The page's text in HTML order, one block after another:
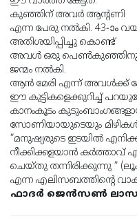
കുഞ്ഞിന് അവർ ആൻ്റണി
എന്ന പേരു നൽകി. 43-ാം
അതിശയിപ്പിച്ചു കൊണ്ട്
അവൾ ഒരു പെൺകുഞ്ഞിനും
ജന്മം നൽകി.
ആൻ മേരി എന്ന് അവൾക്ക്
ഈ കുട്ടികളെക്കുറിച്ച്
കാനംകൂടം
സോണിയായുടെയും
”മനുഷ്യരുടെ ഇടയില്
നീക്കിക്കളയാന് കര്ത്താവ്‌
ചെയ്‌തു തന്നിരിക്കുന്നു ”
എന്ന എലിസബത്തിൻ്റെ
ഫാദർ ജെൻസൺ